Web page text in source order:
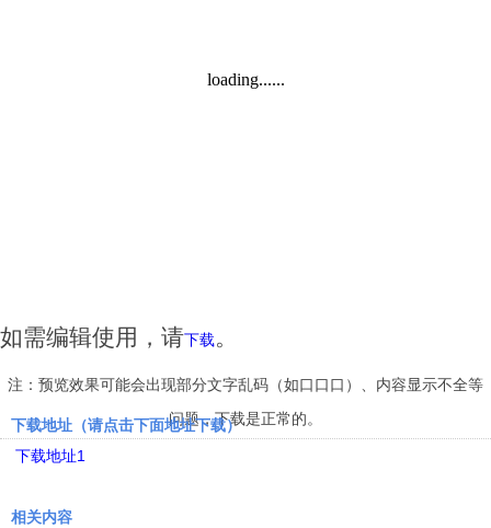
如需编辑使用，请下载。
注：预览效果可能会出现部分文字乱码（如口口口）、内容显示不全等
问题，下载是正常的。
下载地址（请点击下面地址下载）
下载地址1
相关内容